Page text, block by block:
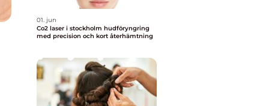
01. jun
Co2 laser i stockholm hudföryngring
med precision och kort återhämtning